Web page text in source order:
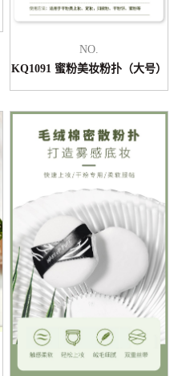
NO.
KQ1091 蜜粉美妆粉扑（大号）